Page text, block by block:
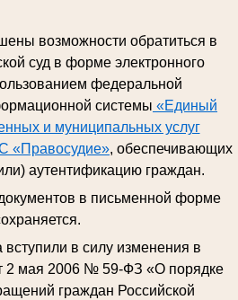
возможности обратиться в
суд в форме электронного
федеральной
системы «Единый
и муниципальных услуг
«Правосудие», обеспечивающих
аутентификацию граждан.
в письменной форме
вступили в силу изменения в
2 мая 2006 № 59-ФЗ «О порядке
граждан Российской